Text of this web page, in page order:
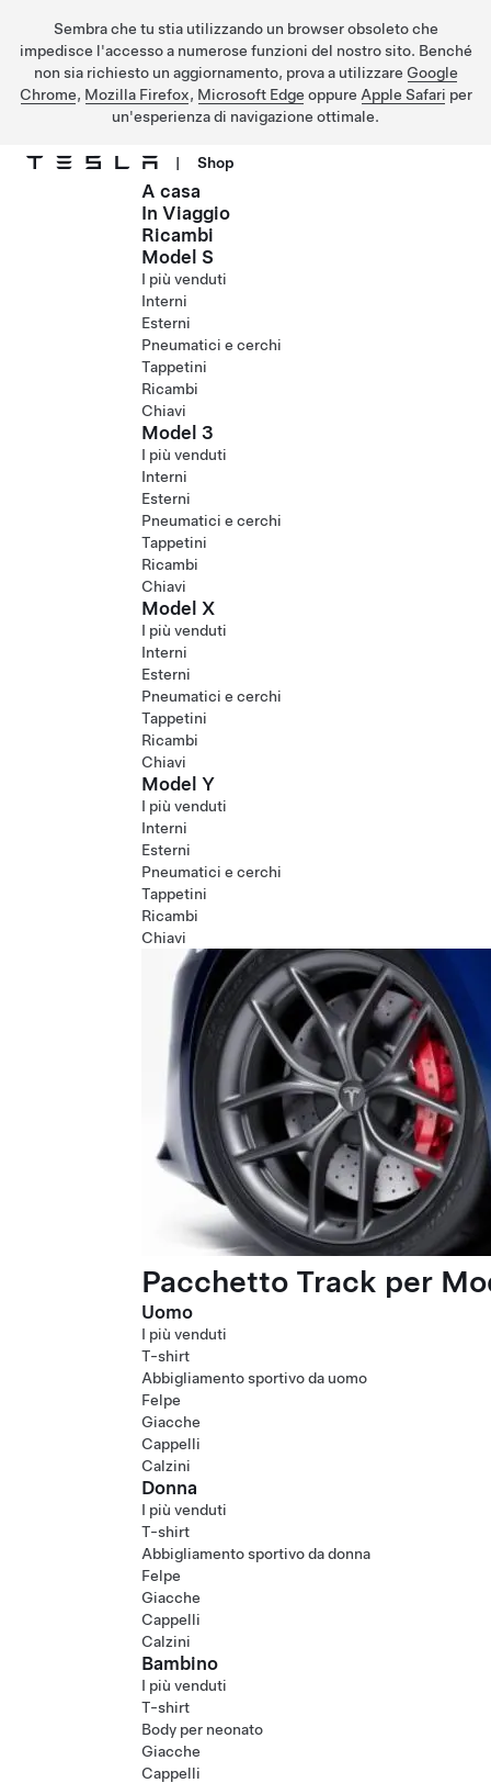
Sembra che tu stia utilizzando un browser obsoleto che
impedisce l'accesso a numerose funzioni del nostro sito. Benché
non sia richiesto un aggiornamento, prova a utilizzare Google
Chrome, Mozilla Firefox, Microsoft Edge oppure Apple Safari per
un'esperienza di navigazione ottimale.
Passa al contenuto principale
| Shop
A casa
In Viaggio
Ricambi
Model S
I più venduti
Interni
Esterni
Pneumatici e cerchi
Tappetini
Ricambi
Chiavi
Model 3
I più venduti
Interni
Esterni
Pneumatici e cerchi
Tappetini
Ricambi
Chiavi
Model X
I più venduti
Interni
Esterni
Pneumatici e cerchi
Tappetini
Ricambi
Chiavi
Model Y
I più venduti
Interni
Esterni
Pneumatici e cerchi
Tappetini
Ricambi
Chiavi
Pacchetto Track per
Uomo
I più venduti
T-shirt
Abbigliamento sportivo da uomo
Felpe
Giacche
Cappelli
Calzini
Donna
I più venduti
T-shirt
Abbigliamento sportivo da donna
Felpe
Giacche
Cappelli
Calzini
Bambino
I più venduti
T-shirt
Body per neonato
Giacche
Cappelli